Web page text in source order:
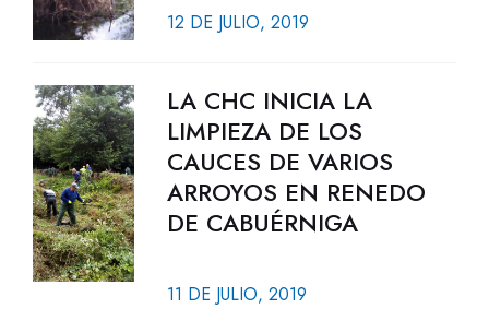
12 DE JULIO, 2019
LA CHC INICIA LA
LIMPIEZA DE LOS
CAUCES DE VARIOS
ARROYOS EN RENEDO
DE CABUÉRNIGA
11 DE JULIO, 2019